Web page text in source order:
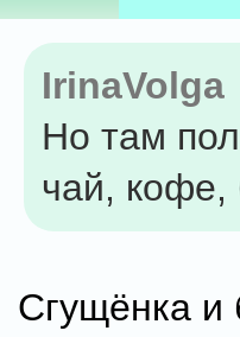
IrinaVolga
Но там
чай, кофе,
Сгущёнка и